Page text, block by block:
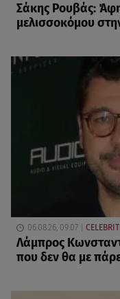
Σάκης Ρουβάς:
μελισσοκόμου
06.08.26, 09:07
Λάμπρος
που δεν θα με